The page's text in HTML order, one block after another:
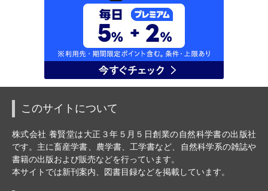
このサイトについて
株式会社 養賢堂は大正３年５月５日創業の自然科学書の出版社
です。主に畜産学書、農学書、工学書など、自然科学系の雑誌や
書籍の出版および販売などを行っています。
本サイトでは新刊案内、図書目録などを掲載しています。